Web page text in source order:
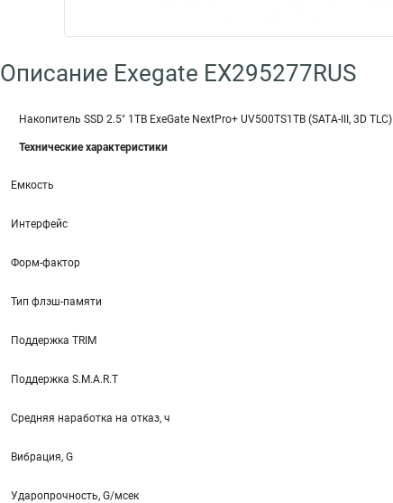
Описание Exegate EX295277RUS
Накопитель SSD 2.5" 1TB ExeGate NextPro+ UV500TS1TB (SATA-III, 3D TLC)
Технические характеристики
Емкость
Интерфейс
Форм-фактор
Тип флэш-памяти
Поддержка TRIM
Поддержка S.M.A.R.T
Средняя наработка на отказ, ч
Вибрация, G
Ударопрочность, G/мсек